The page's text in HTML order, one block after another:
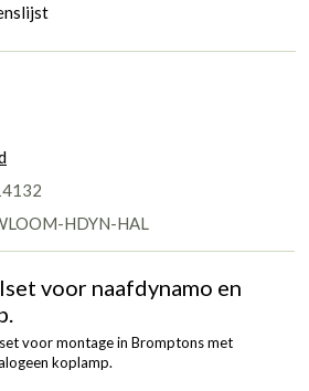
HDYN-HAL
voor naafdynamo en
voor montage in Bromptons met
koplamp.